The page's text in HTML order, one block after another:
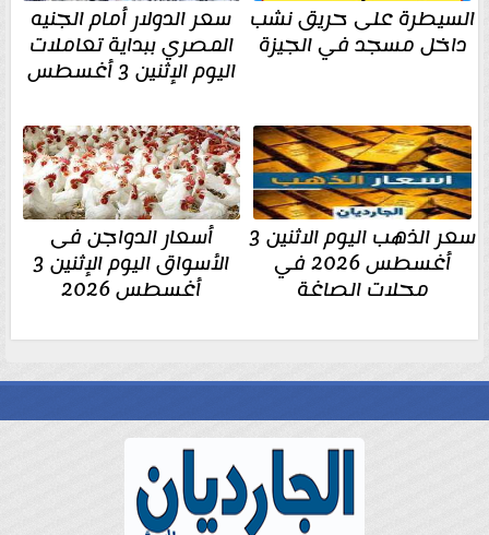
السيطرة على حريق نشب
داخل مسجد في الجيزة
سعر الدولار أمام الجنيه
المصري ببداية تعاملات
اليوم الإثنين 3 أغسطس
سعر الذهب اليوم الاثنين 3
أغسطس 2026 في
محلات الصاغة
أسعار الدواجن فى
الأسواق اليوم الإثنين 3
أغسطس 2026